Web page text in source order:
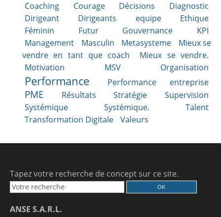
Coaching
Courage Décisions
Diagnostic
Dirigeant
Dirigeants equipe
Ethique
Féminin
Futur Gouvernance
KPI
Management
Masculin Metasysteme
Mieux se
vendre en tant que coach
Mieux se vendre.
Motivation
MSV Organisation
Performance Performance entreprise
PME Résultats Stratégie
Supervision
Systémique
Systémique.
Talent
Transformation Digitale
Valeurs
Tapez votre recherche de concept sur ce site.
ANSE S.A.R.L.